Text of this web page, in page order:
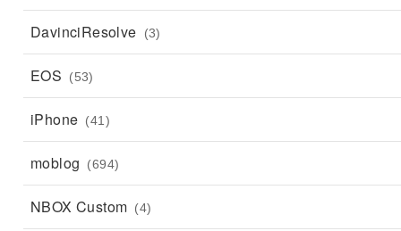
DavinciResolve (3)
EOS (53)
iPhone (41)
moblog (694)
NBOX Custom (4)